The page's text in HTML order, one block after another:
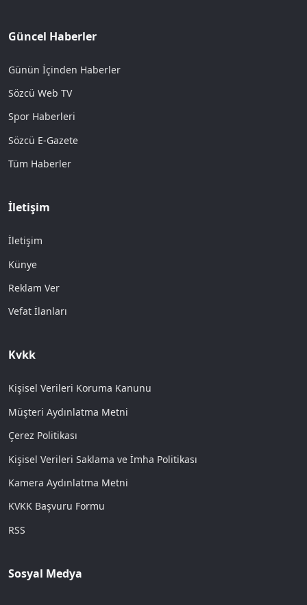
Güncel Haberler
Günün İçinden Haberler
Sözcü Web TV
Spor Haberleri
Sözcü E-Gazete
Tüm Haberler
İletişim
İletişim
Künye
Reklam Ver
Vefat İlanları
Kvkk
Kişisel Verileri Koruma Kanunu
Müşteri Aydınlatma Metni
Çerez Politikası
Kişisel Verileri Saklama ve İmha Politikası
Kamera Aydınlatma Metni
KVKK Başvuru Formu
RSS
Sosyal Medya